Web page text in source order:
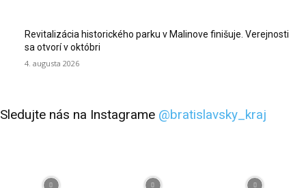
Revitalizácia historického parku v Malinove finišuje. Verejnosti
sa otvorí v októbri
4. augusta 2026
Sledujte nás na Instagrame @bratislavsky_kraj